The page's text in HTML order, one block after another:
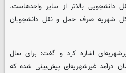
بالاتر از سایر واحدهاست.
۵ تا ۸ درصد کل شهریه صرف حمل و نقل دانشجویان
اشاره کرد و گفت: برای سال
میلیارد تومان درآمد غیرشهریه‌ای پیش‌بینی شده که